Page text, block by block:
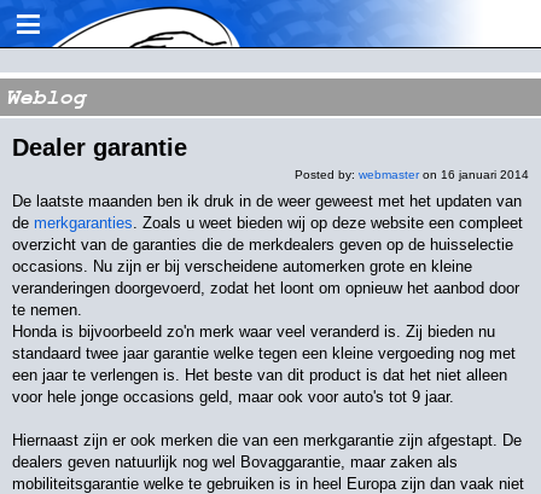
≡
Weblog
Dealer garantie
Posted by: webmasteron 16 januari 2014
De laatste maanden ben ik druk in de weer geweest met het updaten van
de merkgaranties. Zoals u weet bieden wij op deze website een compleet
overzicht van de garanties die de merkdealers geven op de huisselectie
occasions. Nu zijn er bij verscheidene automerken grote en kleine
veranderingen doorgevoerd, zodat het loont om opnieuw het aanbod door
te nemen.
Honda is bijvoorbeeld zo'n merk waar veel veranderd is. Zij bieden nu
standaard twee jaar garantie welke tegen een kleine vergoeding nog met
een jaar te verlengen is. Het beste van dit product is dat het niet alleen
voor hele jonge occasions geld, maar ook voor auto's tot 9 jaar.
Hiernaast zijn er ook merken die van een merkgarantie zijn afgestapt. De
dealers geven natuurlijk nog wel Bovaggarantie, maar zaken als
mobiliteitsgarantie welke te gebruiken is in heel Europa zijn dan vaak niet